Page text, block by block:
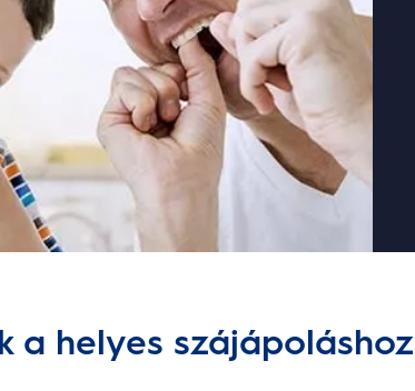
a helyes szájápoláshoz